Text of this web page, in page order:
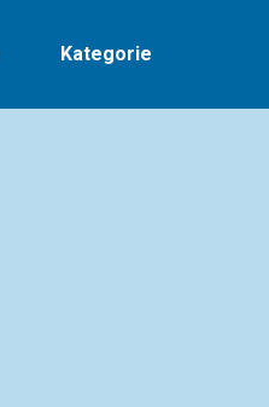
Kategorie